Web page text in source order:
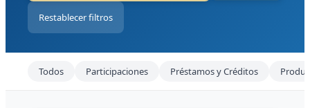
Restablecer filtros
Todos Participaciones Préstamos y Créditos